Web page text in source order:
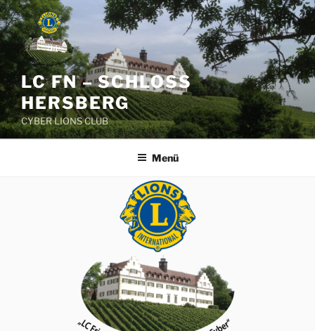
Zum
Inhalt
springen
LC FN – SCHLOSS
HERSBERG
CYBER LIONS CLUB
Menü